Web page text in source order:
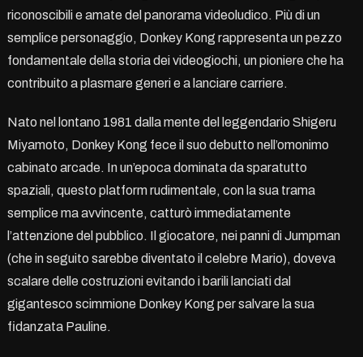
riconoscibili e amate del panorama videoludico. Più di un
semplice personaggio, Donkey Kong rappresenta un pezzo
fondamentale della storia dei videogiochi, un pioniere che ha
contribuito a plasmare generi e a lanciare carriere.
Nato nel lontano 1981 dalla mente del leggendario Shigeru
Miyamoto, Donkey Kong fece il suo debutto nell’omonimo
cabinato arcade. In un’epoca dominata da sparatutto
spaziali, questo platform rudimentale, con la sua trama
semplice ma avvincente, catturò immediatamente
l’attenzione del pubblico. Il giocatore, nei panni di Jumpman
(che in seguito sarebbe diventato il celebre Mario), doveva
scalare delle costruzioni evitando i barili lanciati dal
gigantesco scimmione Donkey Kong per salvare la sua
fidanzata Pauline.